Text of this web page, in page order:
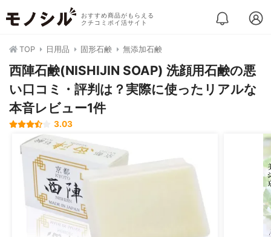
おすすめ商品がもらえる
クチコミポイ活サイト
TOP 日用品 固形石鹸 無添加石鹸
西陣石鹸(NISHIJIN SOAP) 洗顔用石鹸の悪
い口コミ・評判は？実際に使ったリアルな
本音レビュー1件
3.03